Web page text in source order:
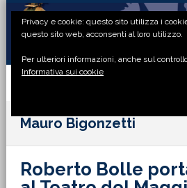
Passa
primaria
Passa
principale
Passa
laterale
Passa
di
Mauro Bigonzetti
Roberto Bolle
Privacy e cookie: questo sito utilizza i
questo sito web, acconsenti al loro utilizzo.
Per ulteriori informazioni, anche sul
Informativa sui cookie